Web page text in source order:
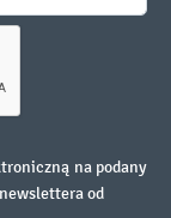
na podany
od